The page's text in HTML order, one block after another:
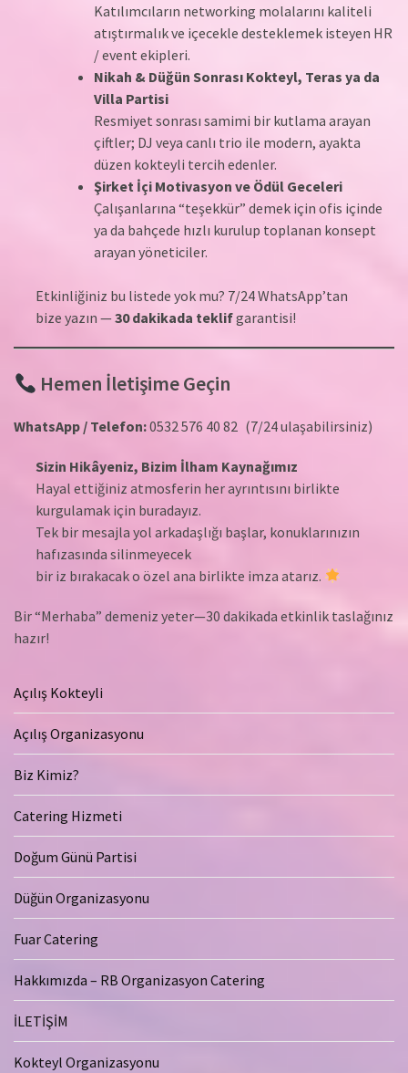
Katılımcıların networking molalarını kaliteli
atıştırmalık ve içecekle desteklemek isteyen HR
/ event ekipleri.
Nikah & Düğün Sonrası Kokteyl, Teras ya da
Villa Partisi
Resmiyet sonrası samimi bir kutlama arayan
çiftler; DJ veya canlı trio ile modern, ayakta
düzen kokteyli tercih edenler.
Şirket İçi Motivasyon ve Ödül Geceleri
Çalışanlarına “teşekkür” demek için ofis içinde
ya da bahçede hızlı kurulup toplanan konsept
arayan yöneticiler.
Etkinliğiniz bu listede yok mu? 7/24 WhatsApp’tan
bize yazın —30 dakikada teklifgarantisi!
Hemen İletişime Geçin
WhatsApp / Telefon:0532 576 40 82 (7/24 ulaşabilirsiniz)
Sizin Hikâyeniz, Bizim İlham Kaynağımız
Hayal ettiğiniz atmosferin her ayrıntısını birlikte
kurgulamak için buradayız.
Tek bir mesajla yol arkadaşlığı başlar, konuklarınızın
hafızasında silinmeyecek
bir iz bırakacak o özel ana birlikte imza atarız.
Bir “Merhaba” demeniz yeter—30 dakikada etkinlik taslağınız
hazır!
Açılış Kokteyli
Açılış Organizasyonu
Biz Kimiz?
Catering Hizmeti
Doğum Günü Partisi
Düğün Organizasyonu
Fuar Catering
Hakkımızda – RB Organizasyon Catering
İLETİŞİM
Kokteyl Organizasyonu